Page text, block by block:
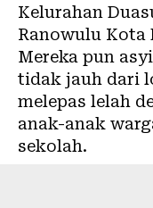
Kelurahan
Ranowulu Kota
Mereka pun
tidak jauh dari
melepas lelah
anak-anak
sekolah.